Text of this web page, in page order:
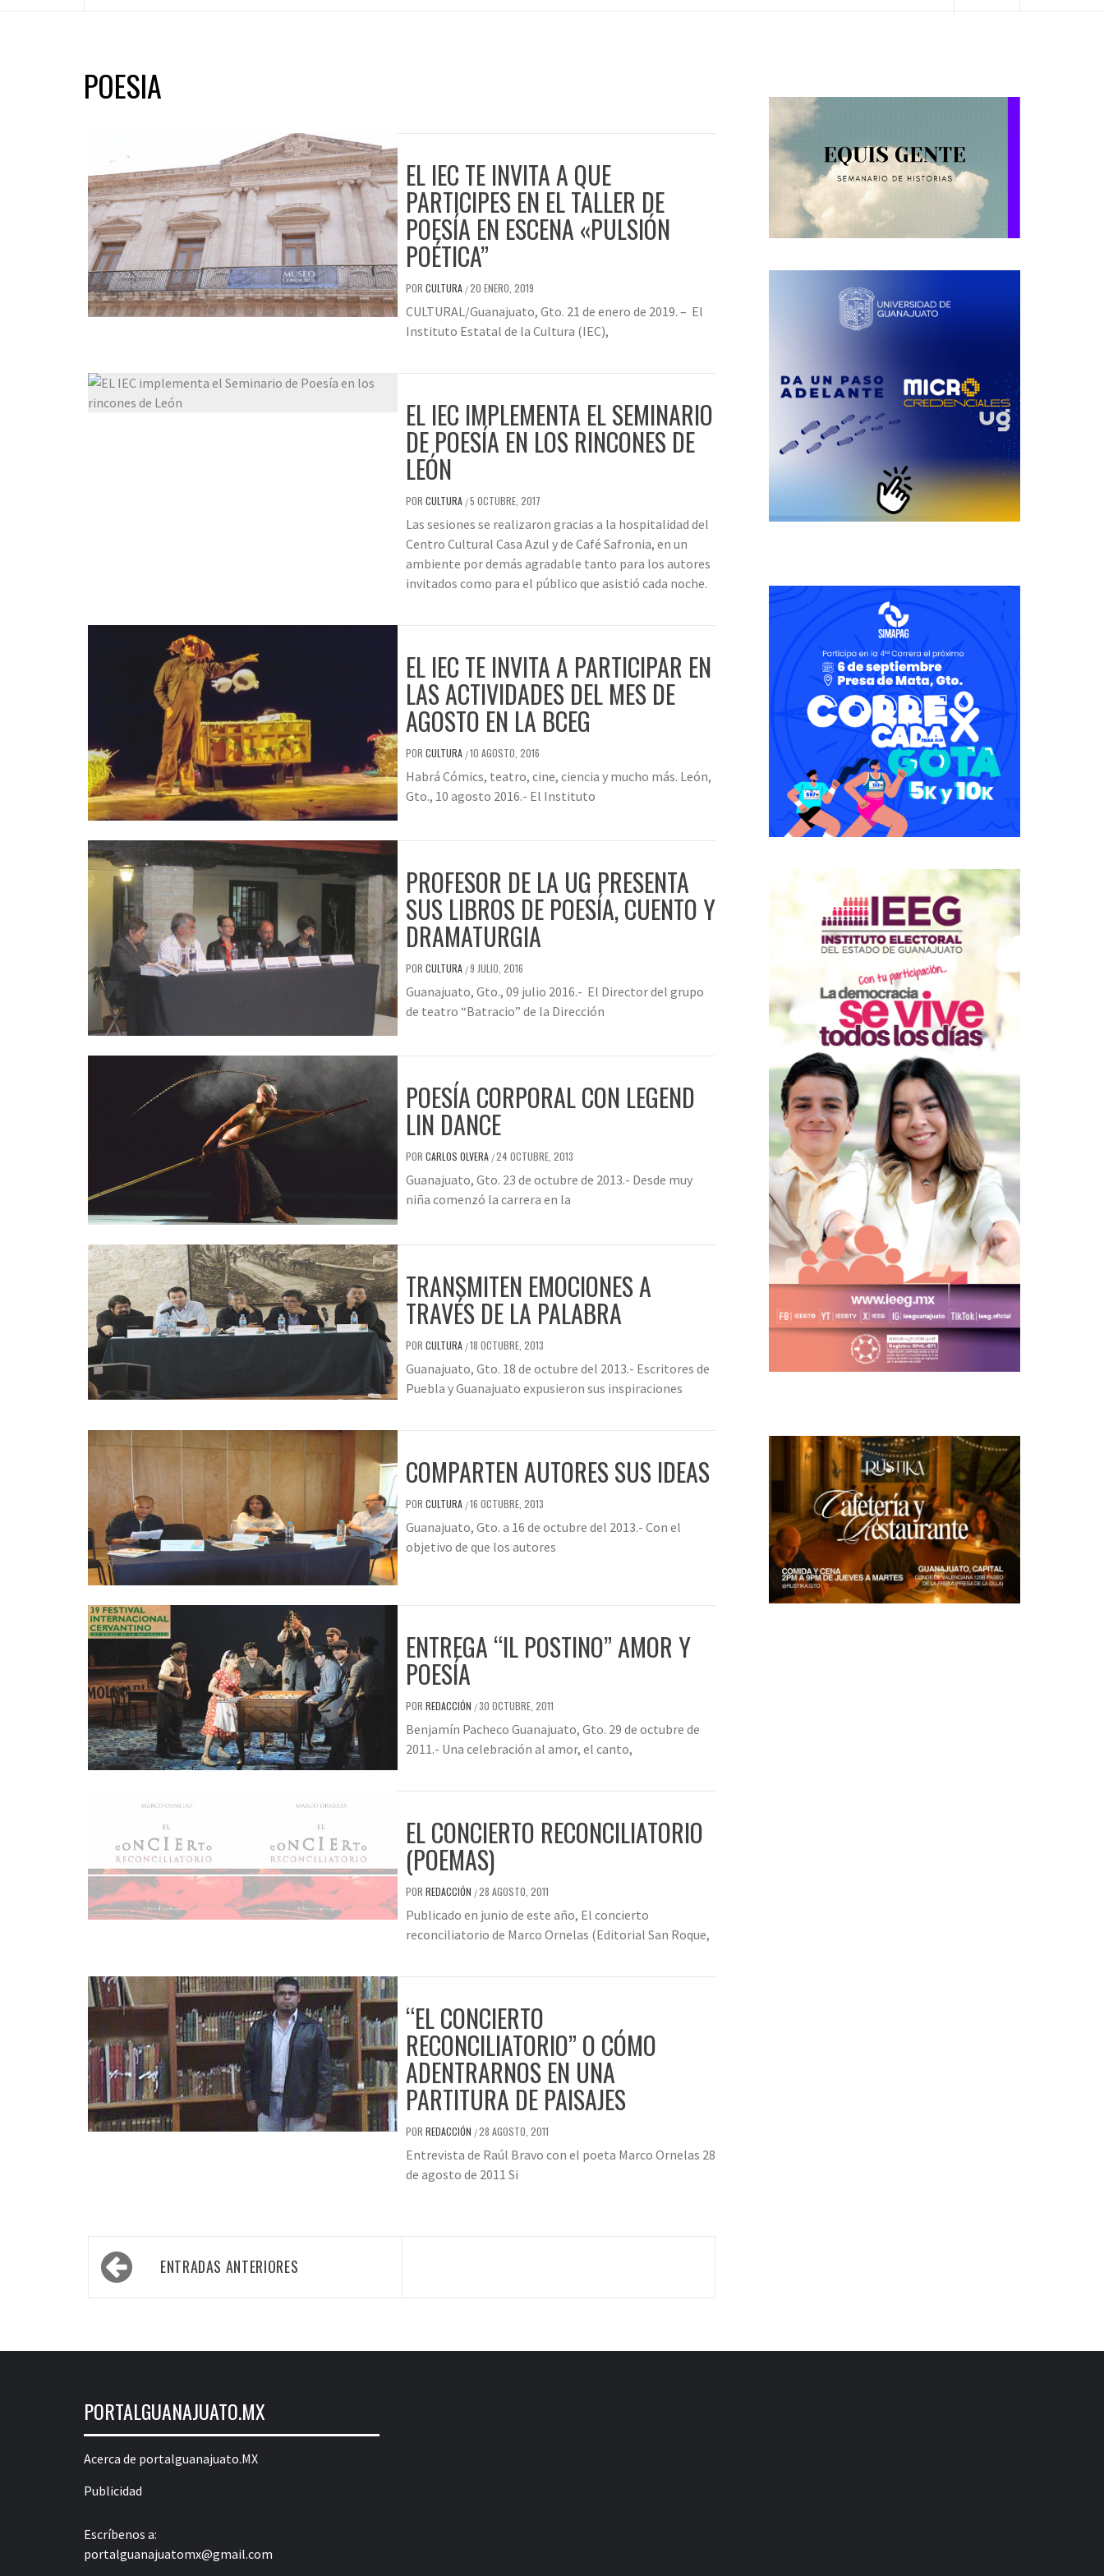
POESIA
EL IEC TE INVITA A QUE
PARTICIPES EN EL TALLER DE
POESÍA EN ESCENA «PULSIÓN
POÉTICA”
POR CULTURA /20 ENERO, 2019
CULTURAL/Guanajuato, Gto. 21 de enero de 2019. – El
Instituto Estatal de la Cultura (IEC),
EL IEC IMPLEMENTA EL SEMINARIO
DE POESÍA EN LOS RINCONES DE
LEÓN
POR CULTURA /5 OCTUBRE, 2017
Las sesiones se realizaron gracias a la hospitalidad del
Centro Cultural Casa Azul y de Café Safronia, en un
ambiente por demás agradable tanto para los autores
invitados como para el público que asistió cada noche.
EL IEC TE INVITA A PARTICIPAR EN
LAS ACTIVIDADES DEL MES DE
AGOSTO EN LA BCEG
POR CULTURA /10 AGOSTO, 2016
Habrá Cómics, teatro, cine, ciencia y mucho más. León,
Gto., 10 agosto 2016.- El Instituto
PROFESOR DE LA UG PRESENTA
SUS LIBROS DE POESÍA, CUENTO Y
DRAMATURGIA
POR CULTURA /9 JULIO, 2016
Guanajuato, Gto., 09 julio 2016.- El Director del grupo
de teatro “Batracio” de la Dirección
POESÍA CORPORAL CON LEGEND
LIN DANCE
POR CARLOS OLVERA /24 OCTUBRE, 2013
Guanajuato, Gto. 23 de octubre de 2013.- Desde muy
niña comenzó la carrera en la
TRANSMITEN EMOCIONES A
TRAVÉS DE LA PALABRA
POR CULTURA /18 OCTUBRE, 2013
Guanajuato, Gto. 18 de octubre del 2013.- Escritores de
Puebla y Guanajuato expusieron sus inspiraciones
COMPARTEN AUTORES SUS IDEAS
POR CULTURA /16 OCTUBRE, 2013
Guanajuato, Gto. a 16 de octubre del 2013.- Con el
objetivo de que los autores
ENTREGA “IL POSTINO” AMOR Y
POESÍA
POR REDACCIÓN /30 OCTUBRE, 2011
Benjamín Pacheco Guanajuato, Gto. 29 de octubre de
2011.- Una celebración al amor, el canto,
EL CONCIERTO RECONCILIATORIO
(POEMAS)
POR REDACCIÓN /28 AGOSTO, 2011
Publicado en junio de este año, El concierto
reconciliatorio de Marco Ornelas (Editorial San Roque,
“EL CONCIERTO
RECONCILIATORIO” O CÓMO
ADENTRARNOS EN UNA
PARTITURA DE PAISAJES
POR REDACCIÓN /28 AGOSTO, 2011
Entrevista de Raúl Bravo con el poeta Marco Ornelas 28
de agosto de 2011 Si
Navegación
de ENTRADAS ANTERIORES
PORTALGUANAJUATO.MX
Acerca de portalguanajuato.MX
Publicidad
Escríbenos a:
portalguanajuatomx@gmail.com